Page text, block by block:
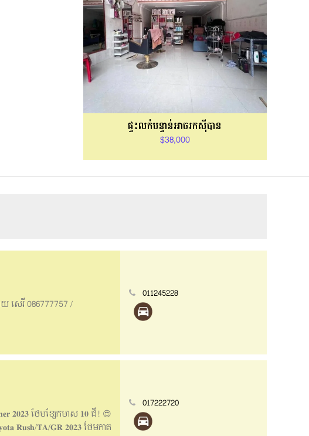
ផ្ទះលក់បន្ទាន់អាចរកសុីបាន
$38,000
សេរី 086777757 /
011245228
ថែមខ្សែកមាស 𝟏𝟎 ជី! 😍
𝐑𝐮𝐬𝐡/𝐓𝐀/𝐆𝐑 𝟐𝟎𝟐𝟑 ថែមកាត
017222720